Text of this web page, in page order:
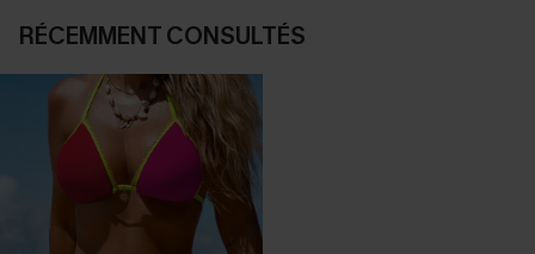
RÉCEMMENT CONSULTÉS